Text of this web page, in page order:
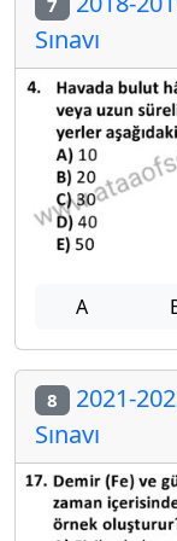
Sınavı
A
8 2021-
Sınavı